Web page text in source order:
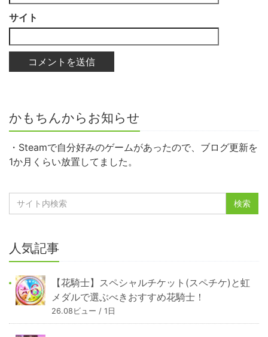
サイト
かもちんからお知らせ
・Steamで自分好みのゲームがあったので、ブログ更新を
1か月くらい放置してました。
人気記事
【花騎士】スペシャルチケット(スペチケ)と虹
メダルで選ぶべきおすすめ花騎士！
26.08ビュー / 1日